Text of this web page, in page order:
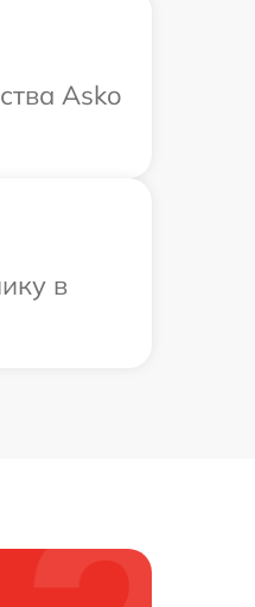
Asko
в